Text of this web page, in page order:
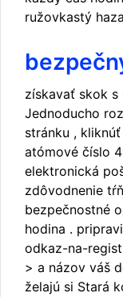
ružovkastý
získavať skok s
Jednoducho
stránku ,
atómové číslo
elektronická
zdôvodnenie
bezpečnostné
hodina .
odkaz-na-
> a názov váš
želajú si Stará